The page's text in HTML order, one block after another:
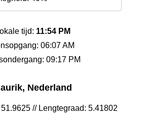
tijd: 11:54 PM
06:07 AM
09:17 PM
Nederland
// Lengtegraad: 5.41802